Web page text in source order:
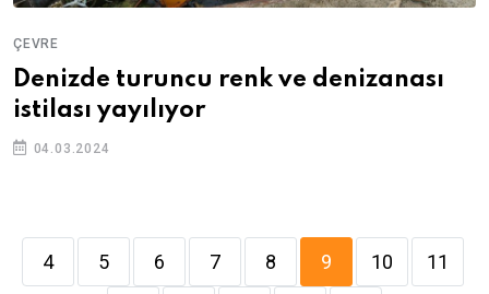
ÇEVRE
Denizde turuncu renk ve denizanası
istilası yayılıyor
04.03.2024
4 5 6 7 8 9 10 11